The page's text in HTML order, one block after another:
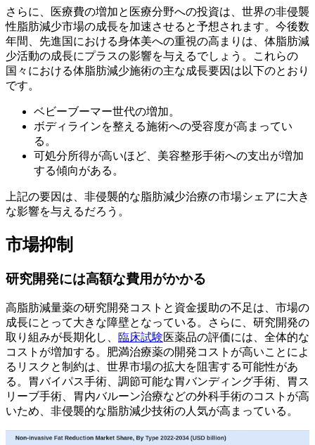
さらに、医療費の増加と医療分野への投資は、世界の非侵襲
性脂肪減少市場の成長を加速させると予想されます。今後数
年間、先進国における身体美への重視の高まりは、体脂肪減
少活動の成長にプラスの影響を与えるでしょう。これらの
国々における体脂肪減少施術の主な成長要因は以下のとおり
です。
ベビーブーマー世代の増加。
ボディラインを整える施術への受容度が高まってい
る。
可処分所得が高いほど、美容整形手術への支出が増加
する傾向がある。
上記の要因は、非侵襲的な脂肪減少治療の市場シェアに大き
な影響を与えるだろう。
市場抑制
研究開発には高額な費用がかかる
高脂肪減量薬の研究開発コストと資金援助の不足は、市場の
成長にとって大きな障壁となっている。さらに、研究開発の
取り組みが長期化し、 臨床試験医薬品の評価には、全体的な
コストが増加する。肥満治療薬の開発コストが高いことによ
るリスクと制約は、世界市場の拡大を阻害する可能性があ
る。胃バイパス手術、調節可能な胃バンディング手術、胃ス
リーブ手術、胃内バルーン治療などの外科手術のコストが高
いため、非侵襲的な脂肪減少技術の人気が高まっている。